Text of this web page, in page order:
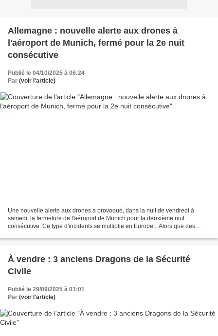
Allemagne : nouvelle alerte aux drones à
l'aéroport de Munich, fermé pour la 2e nuit
consécutive
Publié le 04/10/2025 à 06:24
Par (voir l'article)
Une nouvelle alerte aux drones a provoqué, dans la nuit de vendredi à
samedi, la fermeture de l'aéroport de Munich pour la deuxième nuit
consécutive. Ce type d'incidents se multiplie en Europe... Alors que des
À vendre : 3 anciens Dragons de la Sécurité
Civile
Publié le 29/09/2025 à 01:01
Par (voir l'article)